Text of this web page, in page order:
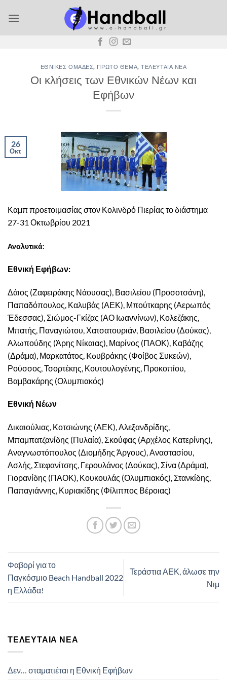
στο
ΕΘΝΙΚΈΣ ΟΜΆΔΕΣ, ΠΡΏΤΟ ΘΈΜΑ,ΤΕΛΕΥΤΑΊΑ ΝΈΑ
Οι κλήσεις των Εθνικών Νέων και
Εφήβων
26
Οκτ
Καμπ προετοιμασίας στον Κολινδρό Πιερίας το διάστημα
27-31 Οκτωβρίου 2021
Αναλυτικά:
Εθνική Εφήβων:
Δάιος (Ζαφειράκης Νάουσας), Βασιλείου (Προσοτσάνη),
Παπαδόπουλος, Καλυβάς (ΑΕΚ), Μπούτκαρης (Αερωπός
Έδεσσας), Σιώμος-Γκίζας (ΑΟ Ιωαννίνων), Κολεζάκης,
Μπατής, Παναγιώτου, Χατσατουριάν, Βασιλείου (Δούκας),
Αλωπούδης (Άρης Νίκαιας), Μαρίνος (ΠΑΟΚ), Καβάζης
(Δράμα), Μαρκατάτος, Koυβράκης (Φοίβος Συκεών),
Ρούσσος, Τσορτέκης, Κουτουλογένης, Προκοπίου,
Βαμβακάρης (Ολυμπιακός)
Εθνική Νέων
Δικαιούλιας, Κοτσιώνης (ΑΕΚ), Αλεξανδρίδης,
Μπαμπατζανίδης (Πυλαία), Σκούφας (Αρχέλος Κατερίνης),
Αναγνωστόπουλος (Διομήδης Άργους), Αναστασίου,
Ασλής, Στεφανίτσης, Γερουλάνος (Δούκας), Σίνα (Δράμα),
Γιορανίδης (ΠΑΟΚ), Κουκουλάς (Ολυμπιακός), Στανκίδης,
Παπαγιάννης, Κυριακίδης (Φίλιππος Βέροιας)
Φαβορί για το
Παγκόσμιο Beach Handball 2022
η Ελλάδα!
Τεράστια ΑΕΚ, άλωσε την
Νιμ
ΤΕΛΕΥΤΑΊΑ ΝΈΑ
Δεν… σταματιέται η Εθνική Εφήβων